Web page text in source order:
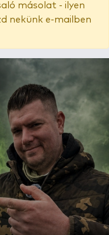
másolat - ilyen
nekünk e-mailben